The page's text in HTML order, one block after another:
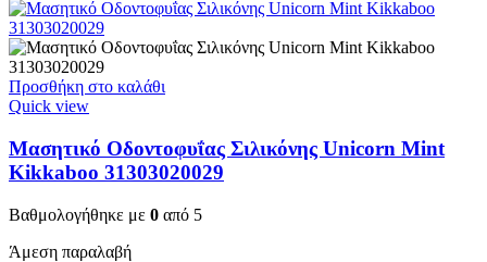
Προσθήκη στο καλάθι
Quick view
Μασητικό Οδοντοφυΐας Σιλικόνης Unicorn Mint
Kikkaboo 31303020029
Βαθμολογήθηκε με 0 από 5
Άμεση παραλαβή